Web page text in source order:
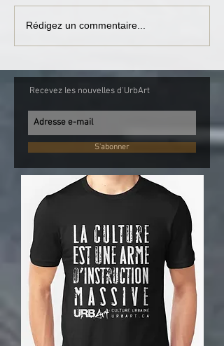
Rédigez un commentaire...
Recevez les nouvelles d'UrbArt
S'abonner